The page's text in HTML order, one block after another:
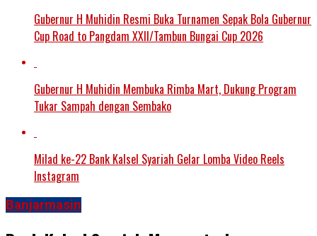
Gubernur H Muhidin Resmi Buka Turnamen Sepak Bola Gubernur
Cup Road to Pangdam XXII/Tambun Bungai Cup 2026
Gubernur H Muhidin Membuka Rimba Mart, Dukung Program
Tukar Sampah dengan Sembako
Milad ke-22 Bank Kalsel Syariah Gelar Lomba Video Reels
Instagram
Banjarmasin